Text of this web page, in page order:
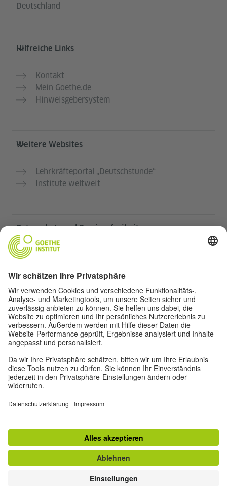
Deutschland
Hilfreiche Links
Kontakt
Mein Goethe.de
Hinweisgebersystem
Weitere Websites
Lehrkräfteportal „Deutschstunde“
Institute weltweit
Datenschutz und Barrierefreiheit
Diese Website soll für möglichst viele Menschen
Daten verwenden wir gemäß unserer
Datenschutzrichtlinie.
Privatsphäre-Einstellungen
Barrierefreiheit
Nutzungsbedingungen
Vertrag widerrufen